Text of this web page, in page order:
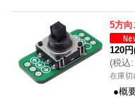
5方
120円
(税込:
在庫切
●概